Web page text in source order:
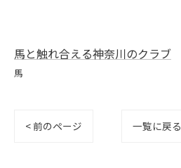
馬と触れ合える神奈川のクラブ
馬
< 前のページ 一覧に戻る